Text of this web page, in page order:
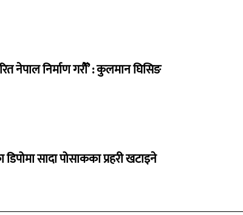
नेपाल निर्माण गरौँ’ : कुलमान घिसिङ
सादा पोसाकका प्रहरी खटाइने